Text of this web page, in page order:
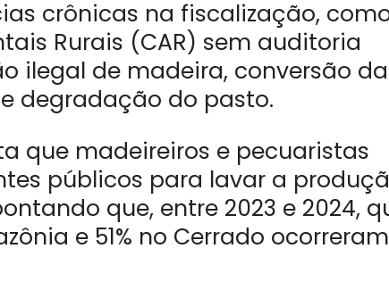
crônicas na fiscalização,
Rurais (CAR) sem auditoria
ilegal de madeira, conversão da
degradação do pasto.
que madeireiros e pecuaristas
públicos para lavar a
que, entre 2023 e 2024,
e 51% no Cerrado ocorreram